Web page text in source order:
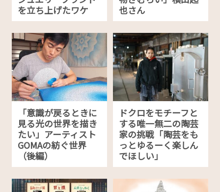
を立ち上げたワケ
也さん
「意識が戻るときに
見る光の世界を描き
たい」アーティスト
GOMAの紡ぐ世界
（後編）
ドクロをモチーフと
する唯一無二の陶芸
家の挑戦「陶芸をも
っとゆるーく楽しん
でほしい」